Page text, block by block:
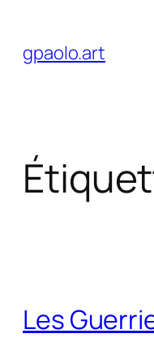
contenu
gpaolo.art
Les